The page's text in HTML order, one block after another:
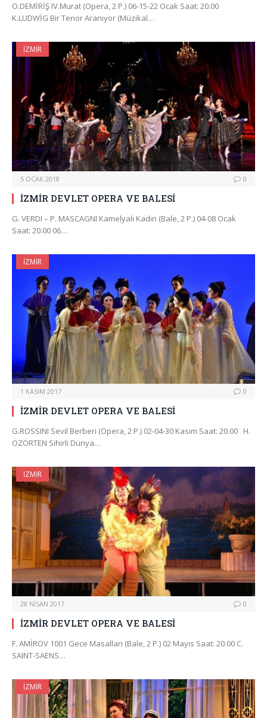
O.DEMİRİŞ IV.Murat (Opera, 2 P.) 06-15-22 Ocak Saat: 20.00
K.LUDWİG Bir Tenor Aranıyor (Müzikal…
İZMIR
5 OCAK 2018 0
İZMİR DEVLET OPERA VE BALESİ
G. VERDI – P. MASCAGNI Kamelyalı Kadın (Bale, 2 P.) 04-08 Ocak
Saat: 20.00 06…
İZMIR
1 KASIM 2017 0
İZMİR DEVLET OPERA VE BALESİ
G.ROSSINI Sevil Berberi (Opera, 2 P.) 02-04-30 Kasım Saat: 20.00 H.
ÖZÖRTEN Sihirli Dünya…
İZMIR
28 NISAN 2017 0
İZMİR DEVLET OPERA VE BALESİ
F. AMİROV 1001 Gece Masalları (Bale, 2 P.) 02 Mayıs Saat: 20.00 C.
SAINT-SAENS…
İZMIR